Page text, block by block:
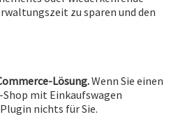
zu sparen und den
Lösung.Wenn Sie einen
mit Einkaufswagen
nichts für Sie.